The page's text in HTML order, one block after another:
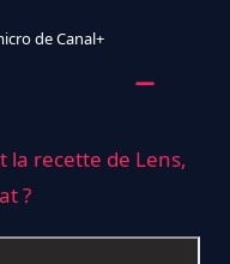
de Canal+
la recette de Lens,
?